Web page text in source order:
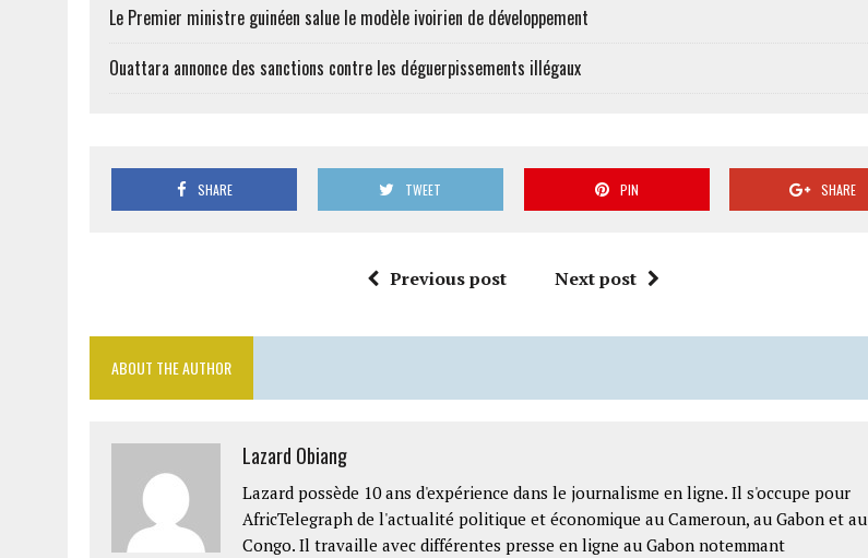
Le Premier ministre guinéen salue le modèle ivoirien de développement
Ouattara annonce des sanctions contre les déguerpissements illégaux
SHARE TWEET PIN SHARE
Previous post Next post
ABOUT THE AUTHOR
Lazard Obiang
Lazard possède 10 ans d'expérience dans le journalisme en ligne. Il s'occupe pour
AfricTelegraph de l'actualité politique et économique au Cameroun, au Gabon et au
Congo. Il travaille avec différentes presse en ligne au Gabon notemmant